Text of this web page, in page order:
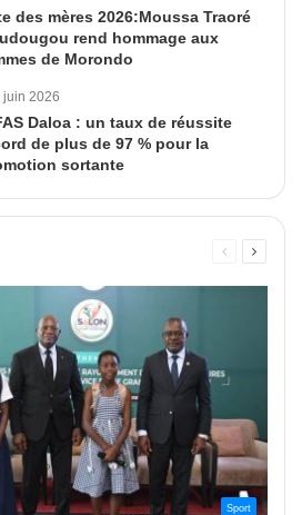
des mères 2026:Moussa Traoré
rend hommage aux
de Morondo
juin 2026
Daloa : un taux de réussite
de plus de 97 % pour la
sortante
PagePage
Sport